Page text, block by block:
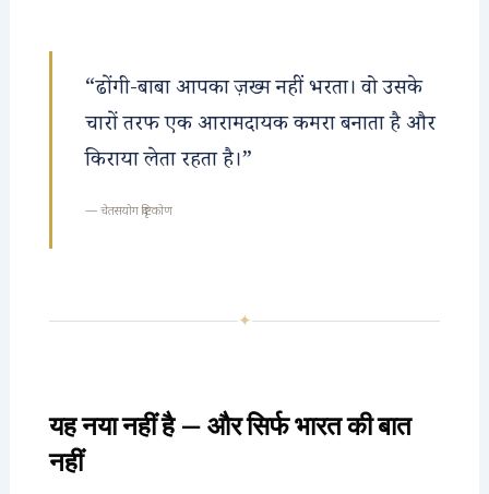
“ढोंगी-बाबा आपका ज़ख्म नहीं भरता। वो उसके
चारों तरफ एक आरामदायक कमरा बनाता है और
किराया लेता रहता है।”
— चेतसयोग दृष्टिकोण
✦
यह नया नहीं है — और सिर्फ भारत की बात
नहीं